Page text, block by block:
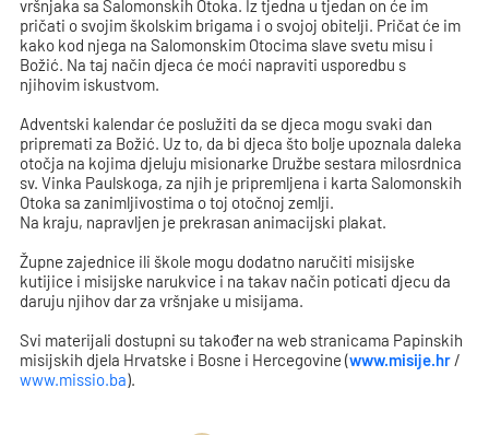
vršnjaka sa Salomonskih Otoka. Iz tjedna u tjedan on će im
pričati o svojim školskim brigama i o svojoj obitelji. Pričat će im
kako kod njega na Salomonskim Otocima slave svetu misu i
Božić. Na taj način djeca će moći napraviti usporedbu s
njihovim iskustvom.
Adventski kalendar će poslužiti da se djeca mogu svaki dan
pripremati za Božić. Uz to, da bi djeca što bolje upoznala daleka
otočja na kojima djeluju misionarke Družbe sestara milosrdnica
sv. Vinka Paulskoga, za njih je pripremljena i karta Salomonskih
Otoka sa zanimljivostima o toj otočnoj zemlji.
Na kraju, napravljen je prekrasan animacijski plakat.
Župne zajednice ili škole mogu dodatno naručiti misijske
kutijice i misijske narukvice i na takav način poticati djecu da
daruju njihov dar za vršnjake u misijama.
Svi materijali dostupni su također na web stranicama Papinskih
misijskih djela Hrvatske i Bosne i Hercegovine (www.misije.hr /
www.missio.ba).